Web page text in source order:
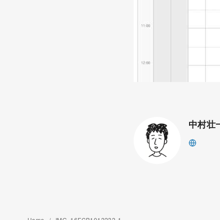
中村壮